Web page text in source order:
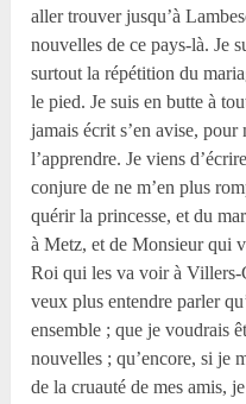
aller trouver jusqu’à
nouvelles de ce pays-là. Je
surtout la répétition du
le pied. Je suis en butte à
jamais écrit s’en avise,
l’apprendre. Je viens
conjure de ne m’en plus
quérir la princesse, et du
à Metz, et de Monsieur qui
Roi qui les va voir à Villers-
veux plus entendre parler
ensemble ; que je voudrais
nouvelles ; qu’encore, si je
de la cruauté de mes amis,